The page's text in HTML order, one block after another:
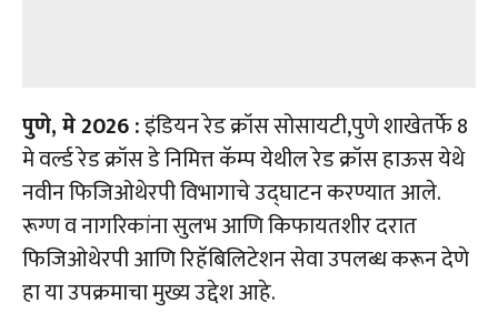
पुणे, मे 2026 :इंडियन रेड क्रॉस सोसायटी,पुणे शाखेतर्फे 8
मे वर्ल्ड रेड क्रॉस डे निमित्त कॅम्प येथील रेड क्रॉस हाऊस येथे
नवीन फिजिओथेरपी विभागाचे उद्घाटन करण्यात आले.
रूग्ण व नागरिकांना सुलभ आणि किफायतशीर दरात
फिजिओथेरपी आणि रिहॅबिलिटेशन सेवा उपलब्ध करून देणे
हा या उपक्रमाचा मुख्य उद्देश आहे.